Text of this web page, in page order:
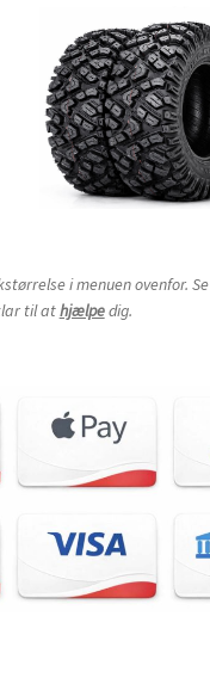
i menuen ovenfor. Se
til athjælpedig.